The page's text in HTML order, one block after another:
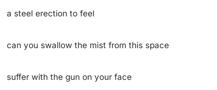
a steel erection to feel
can you swallow the mist from this space
suffer with the gun on your face